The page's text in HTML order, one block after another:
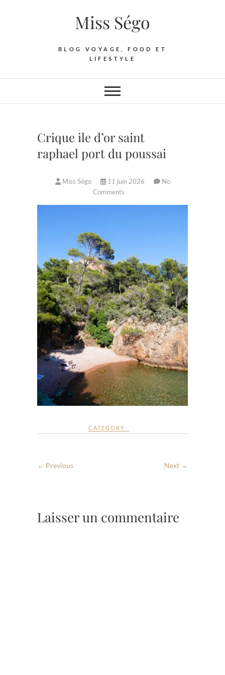
Miss Ségo
BLOG VOYAGE, FOOD ET
LIFESTYLE
Crique ile d’or saint
raphael port du poussai
Miss Ségo 11 juin 2026
No
Comments
CATEGORY :
← Previous Next →
Laisser un commentaire